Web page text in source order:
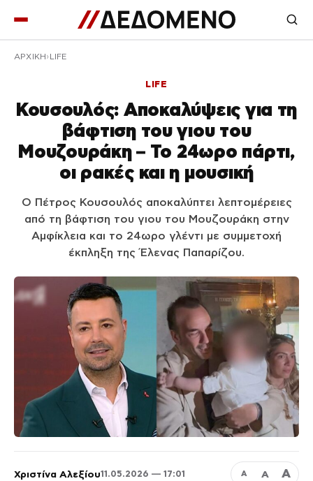
ΑΡΧΙΚΉ LIFE
LIFE
Κουσουλός: Αποκαλύψεις για τη
βάφτιση του γιου του
Μουζουράκη – Το 24ωρο πάρτι,
οι ρακές και η μουσική
Ο Πέτρος Κουσουλός αποκαλύπτει λεπτομέρειες
από τη βάφτιση του γιου του Μουζουράκη στην
Αμφίκλεια και το 24ωρο γλέντι με συμμετοχή
έκπληξη της Έλενας Παπαρίζου.
Χριστίνα Αλεξίου11.05.2026 — 17:01 Α Α Α